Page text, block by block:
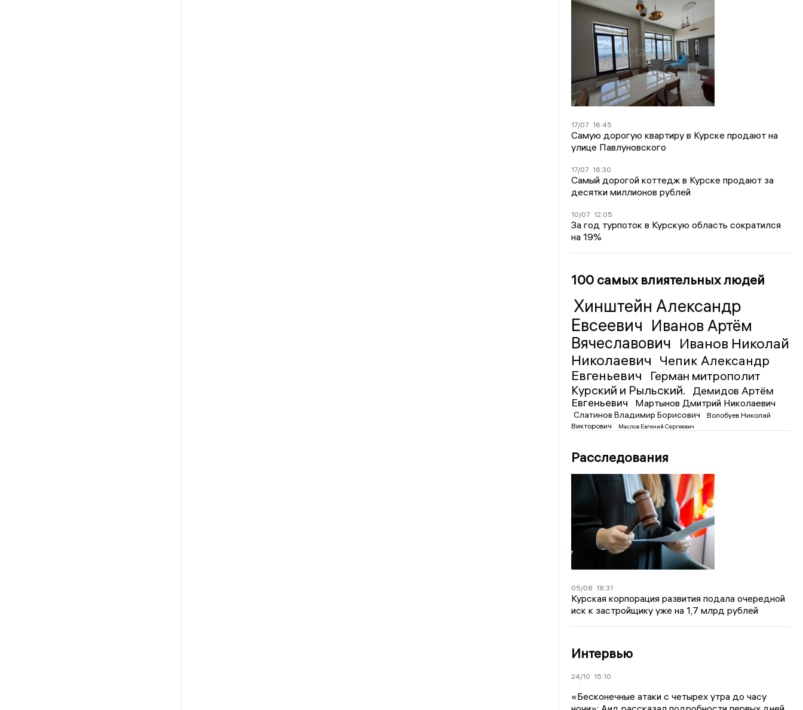
17/07 16:45
Самую дорогую квартиру в Курске продают на
улице Павлуновского
17/07 16:30
Самый дорогой коттедж в Курске продают за
десятки миллионов рублей
10/07 12:05
За год турпоток в Курскую область сократился
на 19%
100 самых влиятельных людей
Хинштейн Александр
Евсеевич Иванов Артём
Вячеславович Иванов Николай
Николаевич Чепик Александр
Евгеньевич
Герман митрополит
Курский и Рыльский.
Демидов Артём
Евгеньевич
Мартынов Дмитрий Николаевич
Слатинов Владимир Борисович
Волобуев Николай
Викторович
Маслов Евгений Сергеевич
Расследования
05/08 18:31
Курская корпорация развития подала очередной
иск к застройщику уже на 1,7 млрд рублей
Интервью
24/10 15:10
«Бесконечные атаки с четырех утра до часу